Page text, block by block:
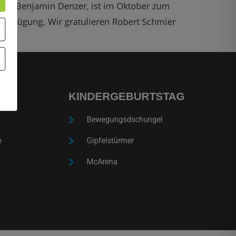
Benjamin Denzer, ist im Oktober zum
Wir gratulieren Robert Schmier
KINDERGEBURTSTAG
Bewegungsdschungel
Gipfelstürmer
McArena